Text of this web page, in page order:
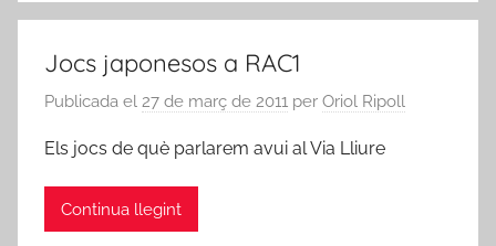
Jocs japonesos a RAC1
Publicada el 27 de març de 2011 per Oriol Ripoll
Els jocs de què parlarem avui al Via Lliure
Continua llegint